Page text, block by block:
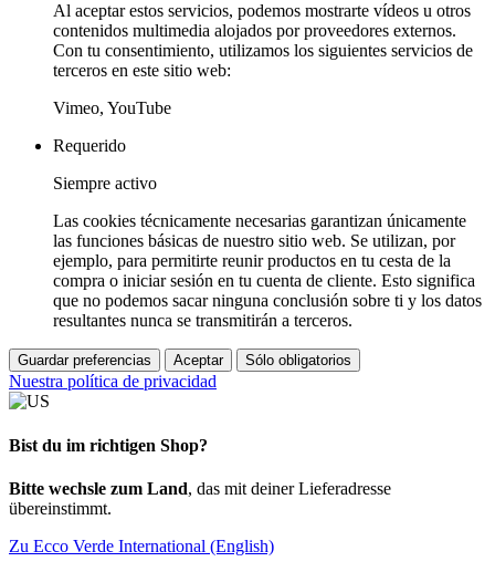
Al aceptar estos servicios, podemos mostrarte vídeos u otros
contenidos multimedia alojados por proveedores externos.
Con tu consentimiento, utilizamos los siguientes servicios de
terceros en este sitio web:
Vimeo, YouTube
Requerido
Siempre activo
Las cookies técnicamente necesarias garantizan únicamente
las funciones básicas de nuestro sitio web. Se utilizan, por
ejemplo, para permitirte reunir productos en tu cesta de la
compra o iniciar sesión en tu cuenta de cliente. Esto significa
que no podemos sacar ninguna conclusión sobre ti y los datos
resultantes nunca se transmitirán a terceros.
Guardar preferencias Aceptar Sólo obligatorios
Nuestra política de privacidad
Bist du im richtigen Shop?
Bitte wechsle zum Land, das mit deiner Lieferadresse
übereinstimmt.
Zu Ecco Verde International (English)